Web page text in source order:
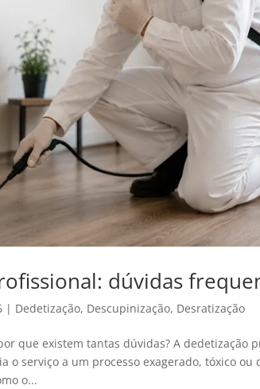
dúvidas
| Dedetização, Descupinização, Desratização
que existem tantas dúvidas? A dedetização
o serviço a um processo exagerado, tóxico
o...